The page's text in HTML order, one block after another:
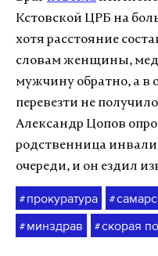
Кстовской ЦРБ на
хотя расстояние
словам женщины,
мужчину обратно, а в
перевезти не
Александр Цопов
родственница
очереди, и он ездил
# прокуратура #
# минздрав #скорая